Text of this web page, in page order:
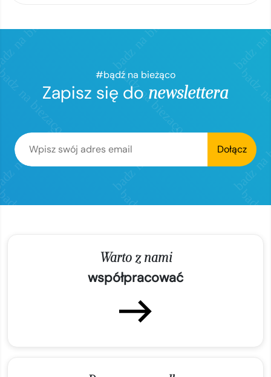
#bądź na bieżąco
Zapisz się do newslettera
Dołącz
Warto z nami
współpracować